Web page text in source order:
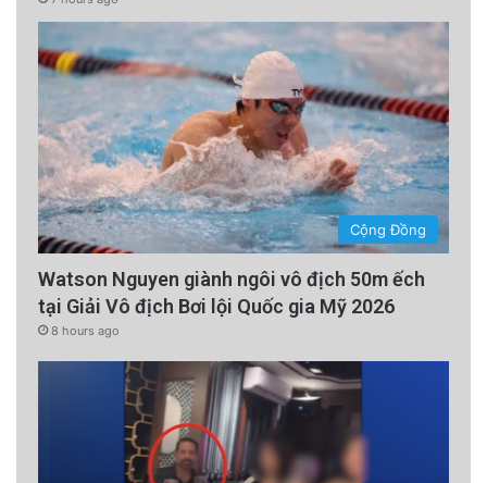
Cộng Đồng
Watson Nguyen giành ngôi vô địch 50m ếch
tại Giải Vô địch Bơi lội Quốc gia Mỹ 2026
8 hours ago